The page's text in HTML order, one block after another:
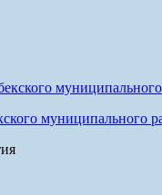
муниципального